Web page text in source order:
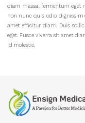
diam massa, fermentum eget
non nunc quis odio dignissim
amet efficitur diam. Duis
eget. Fusce viverra sit amet
id molestie.